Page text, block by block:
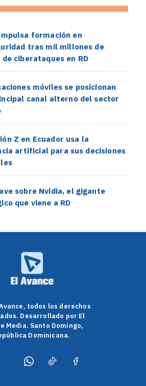
formación en
tras mil millones de
ciberataques en RD
móviles se posicionan
canal alterno del sector
Z en Ecuador usa la
artificial para sus decisiones
sobre Nvidia, el gigante
que viene a RD
todos los derechos
Desarrollado por El
Media. Santo Domingo,
Dominicana.